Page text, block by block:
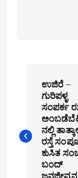
t
ಉಜಿರೆ –
ಗುರಿಪಳ್ಳ
ಸಂಪರ್ಕ
ನಲ್ಲಿ
ರಸ್ತೆ
ಕುಸಿತ
ಬಂದ್
ಜನಜೀವನ